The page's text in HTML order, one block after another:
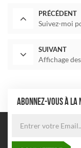
PRÉCÉDENT
Suivez-moi
SUIVANT
Affichage
ABONNEZ-VOUS À LA